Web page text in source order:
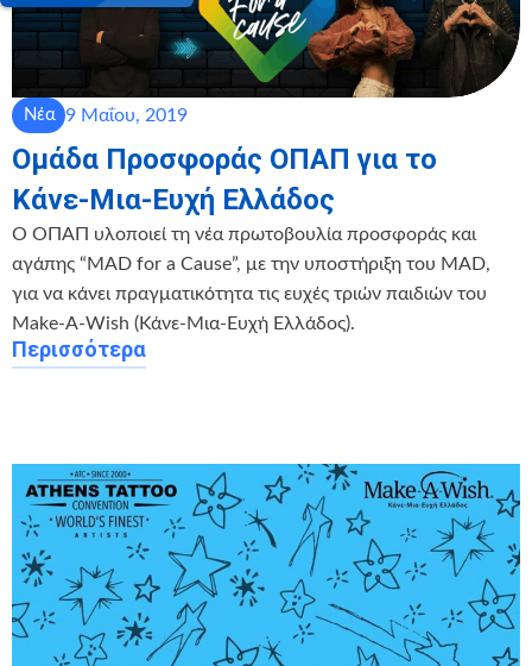
Νέα 9 Μαΐου, 2019
Ομάδα Προσφοράς ΟΠΑΠ για το
Κάνε-Μια-Ευχή Ελλάδος
Ο ΟΠΑΠ υλοποιεί τη νέα πρωτοβουλία προσφοράς και
αγάπης “MAD for a Cause”, με την υποστήριξη του MAD,
για να κάνει πραγματικότητα τις ευχές τριών παιδιών του
Make-A-Wish (Κάνε-Μια-Ευχή Ελλάδος).
Περισσότερα